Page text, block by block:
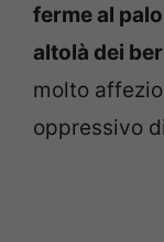
ferme al palo
altolà dei
molto
oppressivo